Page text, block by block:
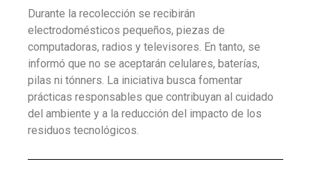
Durante la recolección se recibirán
electrodomésticos pequeños, piezas de
computadoras, radios y televisores. En tanto, se
informó que no se aceptarán celulares, baterías,
pilas ni tónners. La iniciativa busca fomentar
prácticas responsables que contribuyan al cuidado
del ambiente y a la reducción del impacto de los
residuos tecnológicos.